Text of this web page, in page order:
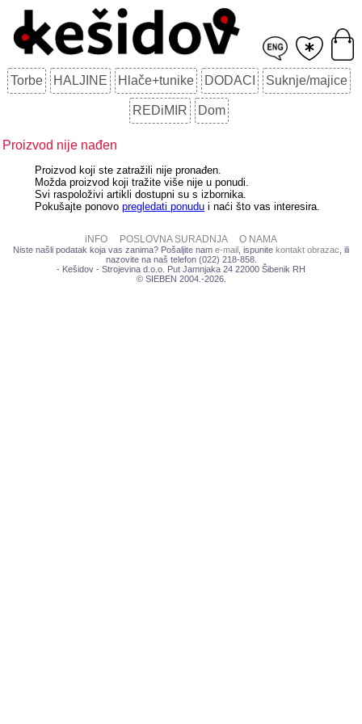
Torbe HALJINE Hlače+tunike DODACI Suknje/majice
REDiMIR Dom
Proizvod nije nađen
Proizvod koji ste zatražili nije pronađen.
Možda proizvod koji tražite više nije u ponudi.
Svi raspoloživi artikli dostupni su s izbornika.
Pokušajte ponovo pregledati ponudu i naći što vas interesira.
iNFO POSLOVNA SURADNJA O NAMA
Niste našli podatak koja vas zanima? Pošaljite nam e-mail , ispunite kontakt obrazac , ili
nazovite na naš telefon (022) 218-858.
- Kešidov - Strojevina d.o.o. Put Jamnjaka 24 22000 Šibenik RH
© SIEBEN 2004.-2026.